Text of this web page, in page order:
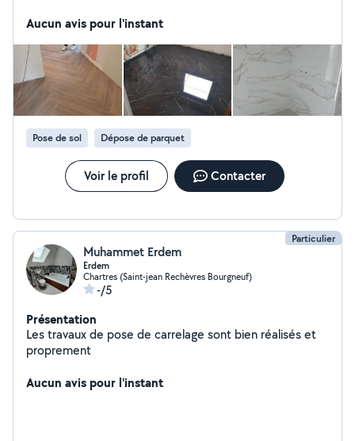
rigueur et sens du détail pour garantir un résultat propre
Aucun avis pour l'instant
Pose de sol Dépose de parquet
Voir le profil Contacter
Particulier
Muhammet Erdem
Erdem
Chartres (Saint-jean Rechèvres Bourgneuf)
-/5
Présentation
Les travaux de pose de carrelage sont bien réalisés et
proprement
Aucun avis pour l'instant